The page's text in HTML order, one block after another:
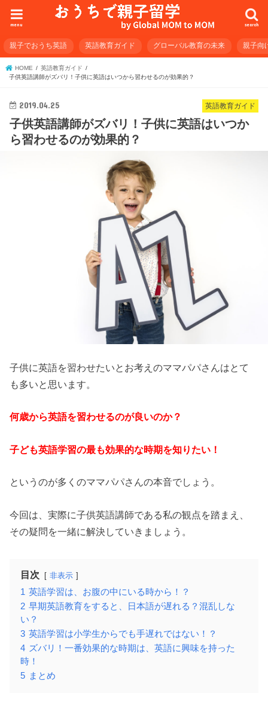
search
menu
親子でおうち英語 英語教育ガイド グローバル教育の未来 親子向
HOME
英語教育ガイド
子供英語講師がズバリ！子供に英語はいつから習わせるのが効果的？
英語教育ガイド
2019.04.25
子供英語講師がズバリ！子供に英語はいつか
ら習わせるのが効果的？
子供に英語を習わせたいとお考えのママパパさんはとて
も多いと思います。
何歳から英語を習わせるのが良いのか？
子ども英語学習の最も効果的な時期を知りたい！
というのが多くのママパパさんの本音でしょう。
今回は、実際に子供英語講師である私の観点を踏まえ、
その疑問を一緒に解決していきましょう。
目次 非表示
1 英語学習は、お腹の中にいる時から！？
2 早期英語教育をすると、日本語が遅れる？混乱しな
い？
3 英語学習は小学生からでも手遅れではない！？
4 ズバリ！一番効果的な時期は、英語に興味を持った
時！
5 まとめ